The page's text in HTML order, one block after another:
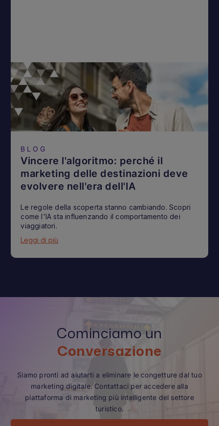
BLOG
Vincere l'algoritmo: perché il
marketing delle destinazioni deve
evolvere nell'era dell'IA
Le regole della scoperta stanno cambiando. Scopri
come l'IA sta influenzando il comportamento dei
viaggiatori.
Leggi di più
Cominciamo un
Conversazione
Siamo pronti ad aiutarti a eliminare le congetture dal tuo
marketing digitale. Contattaci per accedere alla
piattaforma di marketing più intelligente del settore
turistico.